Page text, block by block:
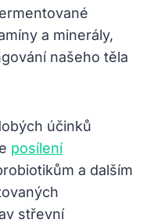
a minerály,
našeho těla
účinků
posílení
a dalším
střevní